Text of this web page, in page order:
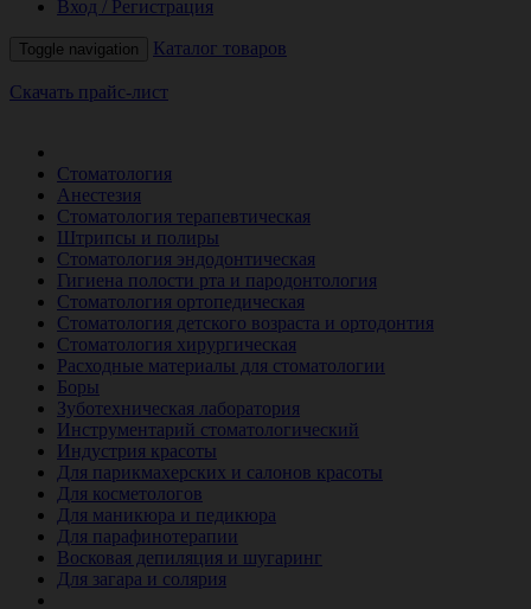
Вход / Регистрация
Toggle navigation Каталог товаров
Скачать прайс-лист
Стоматология
Анестезия
Стоматология терапевтическая
Штрипсы и полиры
Стоматология эндодонтическая
Гигиена полости рта и пародонтология
Стоматология ортопедическая
Стоматология детского возраста и ортодонтия
Стоматология хирургическая
Расходные материалы для стоматологии
Боры
Зуботехническая лаборатория
Инструментарий стоматологический
Индустрия красоты
Для парикмахерских и салонов красоты
Для косметологов
Для маникюра и педикюра
Для парафинотерапии
Восковая депиляция и шугаринг
Для загара и солярия